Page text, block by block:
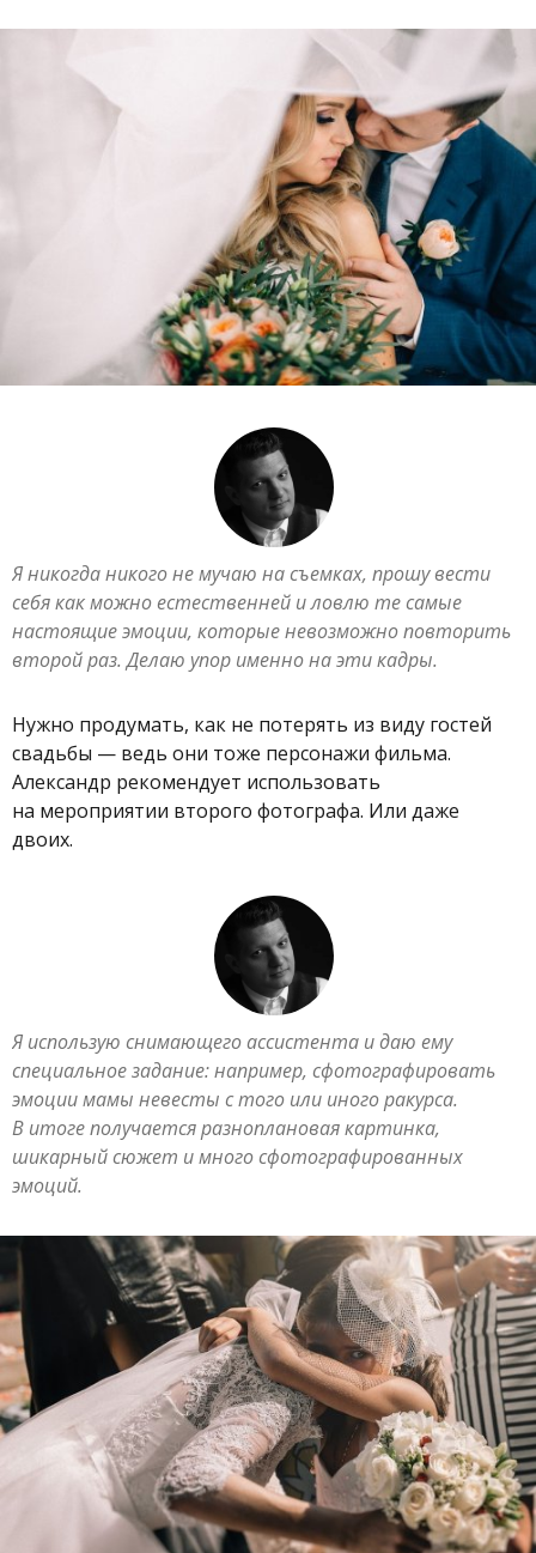
Я никогда никого не мучаю на съемках, прошу вести
себя как можно естественней и ловлю те самые
настоящие эмоции, которые невозможно повторить
второй раз. Делаю упор именно на эти кадры.
Нужно продумать, как не потерять из виду гостей
свадьбы — ведь они тоже персонажи фильма.
Александр рекомендует использовать
на мероприятии второго фотографа. Или даже
двоих.
Я использую снимающего ассистента и даю ему
специальное задание: например, сфотографировать
эмоции мамы невесты с того или иного ракурса.
В итоге получается разноплановая картинка,
шикарный сюжет и много сфотографированных
эмоций.